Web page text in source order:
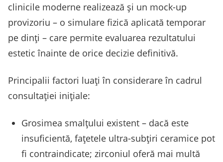
clinicile moderne realizează și un mock-up
provizoriu – o simulare fizică aplicată temporar
pe dinți – care permite evaluarea rezultatului
estetic înainte de orice decizie definitivă.
Principalii factori luați în considerare în cadrul
consultației inițiale:
Grosimea smalțului existent – dacă este
insuficientă, fațetele ultra-subțiri ceramice pot
fi contraindicate; zirconiul oferă mai multă